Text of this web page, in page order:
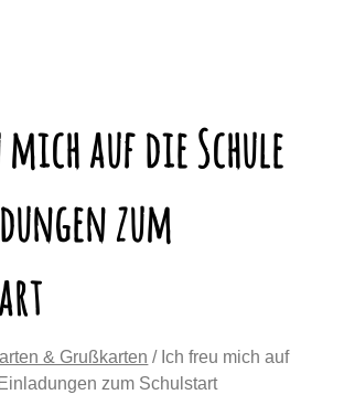
auf die Schule
zum
& Grußkarten / Ich freu mich auf
zum Schulstart